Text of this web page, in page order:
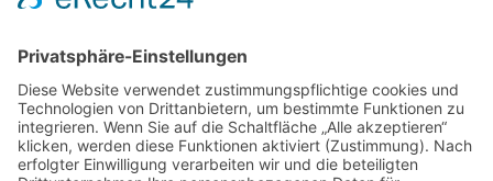
Foren-Übersicht
Alle Zeiten sindUTC+02:00
Alle Cookies löschen